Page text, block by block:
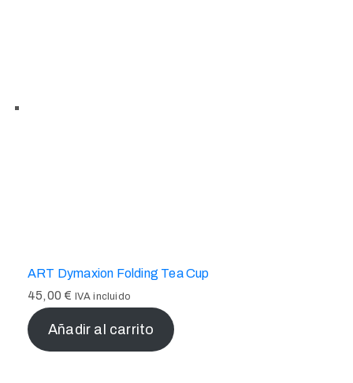
ART Dymaxion Folding Tea Cup
45,00 € IVA incluido
Añadir al carrito